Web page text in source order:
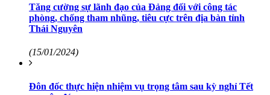
Tăng cường sự lãnh đạo của Đảng đối với công tác
phòng, chống tham nhũng, tiêu cực trên địa bàn tỉnh
Thái Nguyên
(15/01/2024)
Đôn đốc thực hiện nhiệm vụ trọng tâm sau kỳ nghỉ Tết